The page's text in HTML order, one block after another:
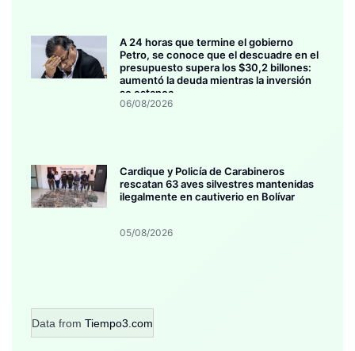
A 24 horas que termine el gobierno
Petro, se conoce que el descuadre en el
presupuesto supera los $30,2 billones:
aumentó la deuda mientras la inversión
se estanca
06/08/2026
Cardique y Policía de Carabineros
rescatan 63 aves silvestres mantenidas
ilegalmente en cautiverio en Bolívar
05/08/2026
Data from Tiempo3.com